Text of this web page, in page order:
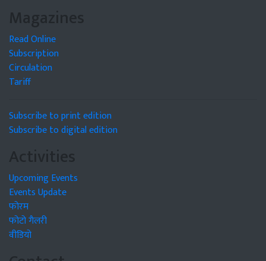
Magazines
Read Online
Subscription
Circulation
Tariff
Subscribe to print edition
Subscribe to digital edition
Activities
Upcoming Events
Events Update
फोरम
फोटो गैलरी
वीडियो